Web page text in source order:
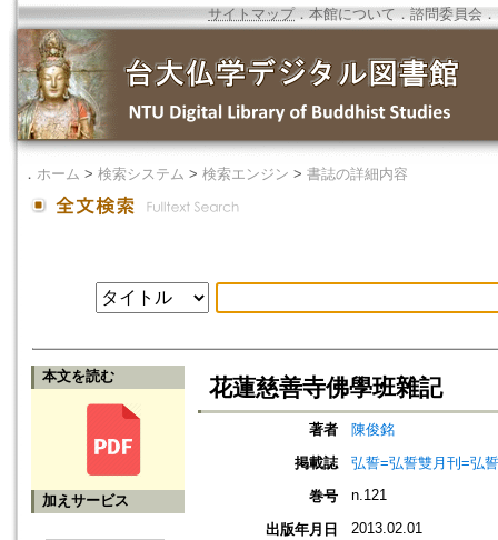
サイトマップ．本館について ． 諮問委員会 ．
． ホーム > 検索システム > 検索エンジン > 書誌の詳細内容
本文を読む
加えサービス
花蓮慈善寺佛學班雜記
著者
陳俊銘
掲載誌
弘誓=弘誓雙月刊=弘
巻号
n.121
出版年月日 2013.02.01